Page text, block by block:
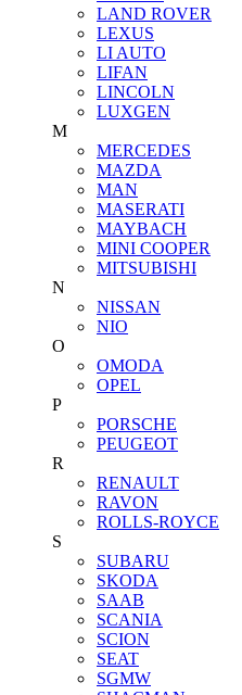
LAND ROVER
LEXUS
LI AUTO
LIFAN
LINCOLN
LUXGEN
M
MERCEDES
MAZDA
MAN
MASERATI
MAYBACH
MINI COOPER
MITSUBISHI
N
NISSAN
NIO
O
OMODA
OPEL
P
PORSCHE
PEUGEOT
R
RENAULT
RAVON
ROLLS-ROYCE
S
SUBARU
SKODA
SAAB
SCANIA
SCION
SEAT
SGMW